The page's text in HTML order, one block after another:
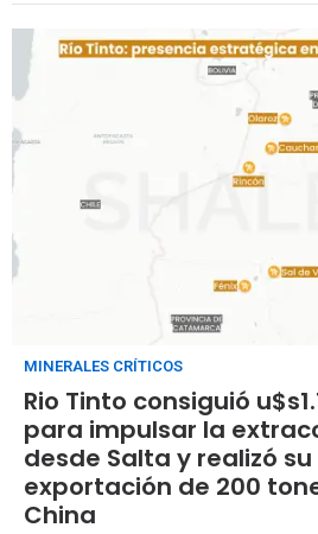
MINERALES CRÍTICOS
Rio Tinto consiguió
para impulsar la
desde Salta y realizó
exportación de 200
China